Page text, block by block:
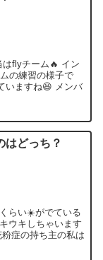
flyチーム🔥 イン
の練習の様子で
いますね😆 メンバ
はどっち？
らい☀️がでている
ウキしちゃいます
症の持ち主の私は